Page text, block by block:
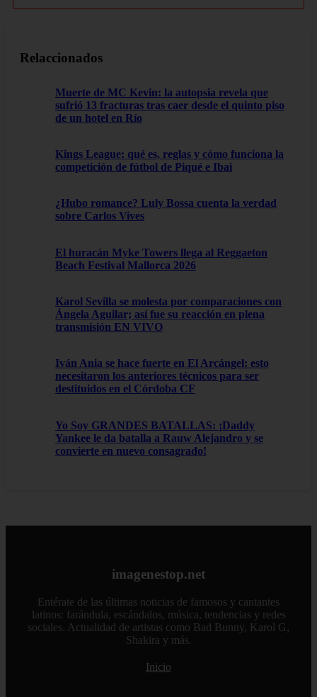
Relaccionados
Muerte de MC Kevin: la autopsia revela que
sufrió 13 fracturas tras caer desde el quinto piso
de un hotel en Río
Kings League: qué es, reglas y cómo funciona la
competición de fútbol de Piqué e Ibai
¿Hubo romance? Luly Bossa cuenta la verdad
sobre Carlos Vives
El huracán Myke Towers llega al Reggaeton
Beach Festival Mallorca 2026
Karol Sevilla se molesta por comparaciones con
Ángela Aguilar; así fue su reacción en plena
transmisión EN VIVO
Iván Ania se hace fuerte en El Arcángel: esto
necesitaron los anteriores técnicos para ser
destituidos en el Córdoba CF
Yo Soy GRANDES BATALLAS: ¡Daddy
Yankee le da batalla a Rauw Alejandro y se
convierte en nuevo consagrado!
imagenestop.net
Entérate de las últimas noticias de famosos y cantantes
latinos: farándula, escándalos, música, tendencias y redes
sociales. Actualidad de artistas como Bad Bunny, Karol G,
Shakira y más.
Inicio